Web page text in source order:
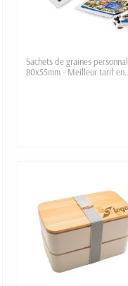
Sachets de graines
80x55mm - Meilleur tarif en